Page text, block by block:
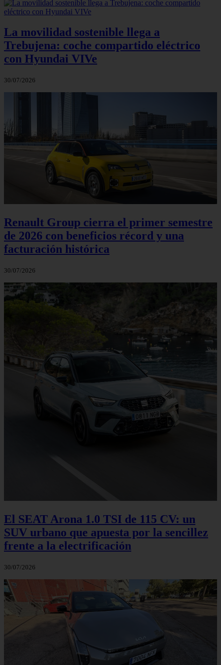
La movilidad sostenible llega a
Trebujena: coche compartido eléctrico
con Hyundai VIVe
30/07/2026
Renault Group cierra el primer semestre
de 2026 con beneficios récord y una
facturación histórica
30/07/2026
El SEAT Arona 1.0 TSI de 115 CV: un
SUV urbano que apuesta por la sencillez
frente a la electrificación
30/07/2026